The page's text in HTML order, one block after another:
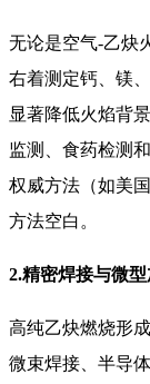
无论是空气-乙炔
右着测定钙、镁
显著降低火焰背
监测、食药检测
权威方法（如美
方法空白。
2.精密焊接与微
高纯乙炔燃烧形
微束焊接、半导